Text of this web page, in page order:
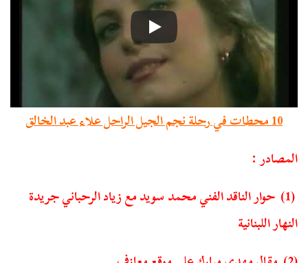
10 محطات في رحلة نجم الجيل الراحل علاء عبد الخالق
المصادر :
(1) حوار الناقد الفني محمد سويد مع زياد الرحباني جريدة
النهار اللبنانية